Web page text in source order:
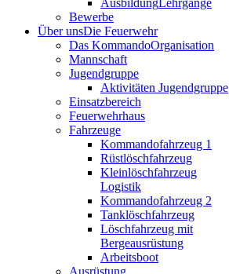
Bewerbe
Über unsDie Feuerwehr
Das KommandoOrganisation
Mannschaft
Jugendgruppe
Aktivitäten Jugendgruppe
Einsatzbereich
Feuerwehrhaus
Fahrzeuge
Kommandofahrzeug 1
Rüstlöschfahrzeug
Kleinlöschfahrzeug
Logistik
Kommandofahrzeug 2
Tanklöschfahrzeug
Löschfahrzeug mit
Bergeausrüstung
Arbeitsboot
Ausrüstung